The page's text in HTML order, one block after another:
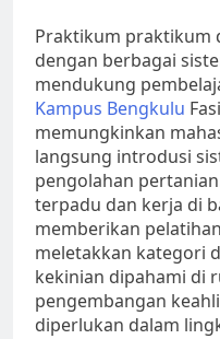
Praktikum praktikum
dengan berbagai
mendukung
Kampus Bengkulu
memungkinkan
langsung introdusi
pengolahan
terpadu dan kerja di
memberikan
meletakkan kategori
kekinian dipahami di
pengembangan
diperlukan dalam